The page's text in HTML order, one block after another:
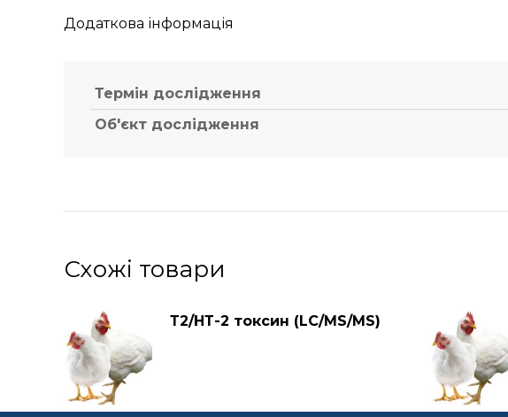
Додаткова інформація
Термін дослідження
Об'єкт дослідження
Схожі товари
Т2/НТ-2 токсин (LC/MS/MS)